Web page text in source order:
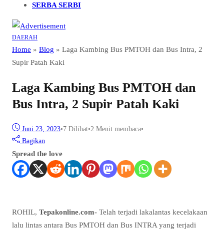
SERBA SERBI
DAERAH
Home » Blog » Laga Kambing Bus PMTOH dan Bus Intra, 2
Supir Patah Kaki
Laga Kambing Bus PMTOH dan
Bus Intra, 2 Supir Patah Kaki
Juni 23, 2023•7 Dilihat•2 Menit membaca•
Bagikan
Spread the love
ROHIL, Tepakonline.com- Telah terjadi lakalantas kecelakaan
lalu lintas antara Bus PMTOH dan Bus INTRA yang terjadi